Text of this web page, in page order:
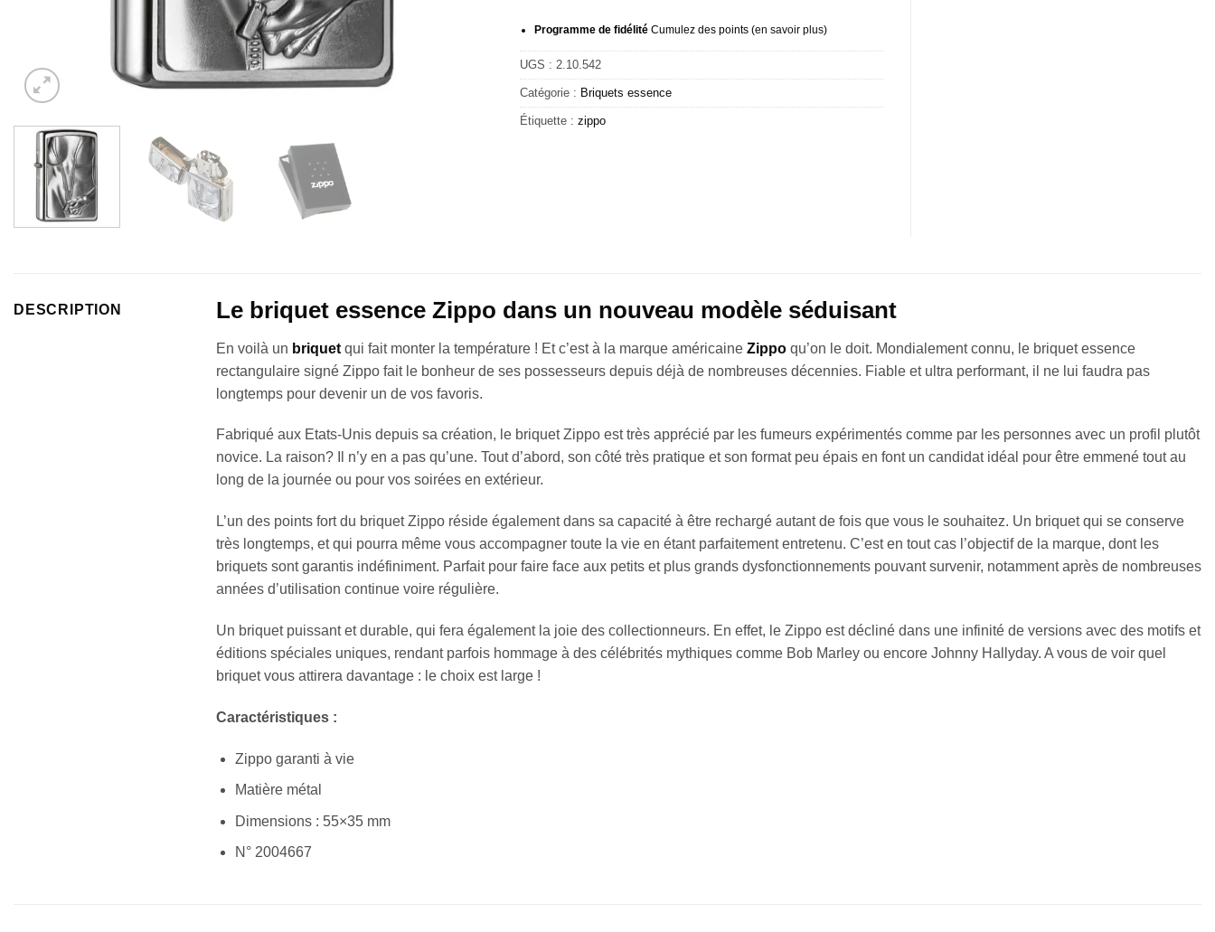
Programme de fidélitéCumulez des points (en savoir plus)
UGS : 2.10.542
Catégorie : Briquets essence
Étiquette : zippo
DESCRIPTION Le briquet essence Zippo dans un nouveau modèle séduisant
En voilà un briquet qui fait monter la température ! Et c’est à la marque américaine Zippo qu’on le doit. Mondialement connu, le briquet essence
rectangulaire signé Zippo fait le bonheur de ses possesseurs depuis déjà de nombreuses décennies. Fiable et ultra performant, il ne lui faudra pas
longtemps pour devenir un de vos favoris.
Fabriqué aux Etats-Unis depuis sa création, le briquet Zippo est très apprécié par les fumeurs expérimentés comme par les personnes avec un profil plutôt
novice. La raison? Il n’y en a pas qu’une. Tout d’abord, son côté très pratique et son format peu épais en font un candidat idéal pour être emmené tout au
long de la journée ou pour vos soirées en extérieur.
L’un des points fort du briquet Zippo réside également dans sa capacité à être rechargé autant de fois que vous le souhaitez. Un briquet qui se conserve
très longtemps, et qui pourra même vous accompagner toute la vie en étant parfaitement entretenu. C’est en tout cas l’objectif de la marque, dont les
briquets sont garantis indéfiniment. Parfait pour faire face aux petits et plus grands dysfonctionnements pouvant survenir, notamment après de nombreuses
années d’utilisation continue voire régulière.
Un briquet puissant et durable, qui fera également la joie des collectionneurs. En effet, le Zippo est décliné dans une infinité de versions avec des motifs et
éditions spéciales uniques, rendant parfois hommage à des célébrités mythiques comme Bob Marley ou encore Johnny Hallyday. A vous de voir quel
briquet vous attirera davantage : le choix est large !
Caractéristiques :
Zippo garanti à vie
Matière métal
Dimensions : 55×35 mm
N° 2004667